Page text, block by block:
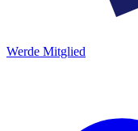
Werde Mitglied